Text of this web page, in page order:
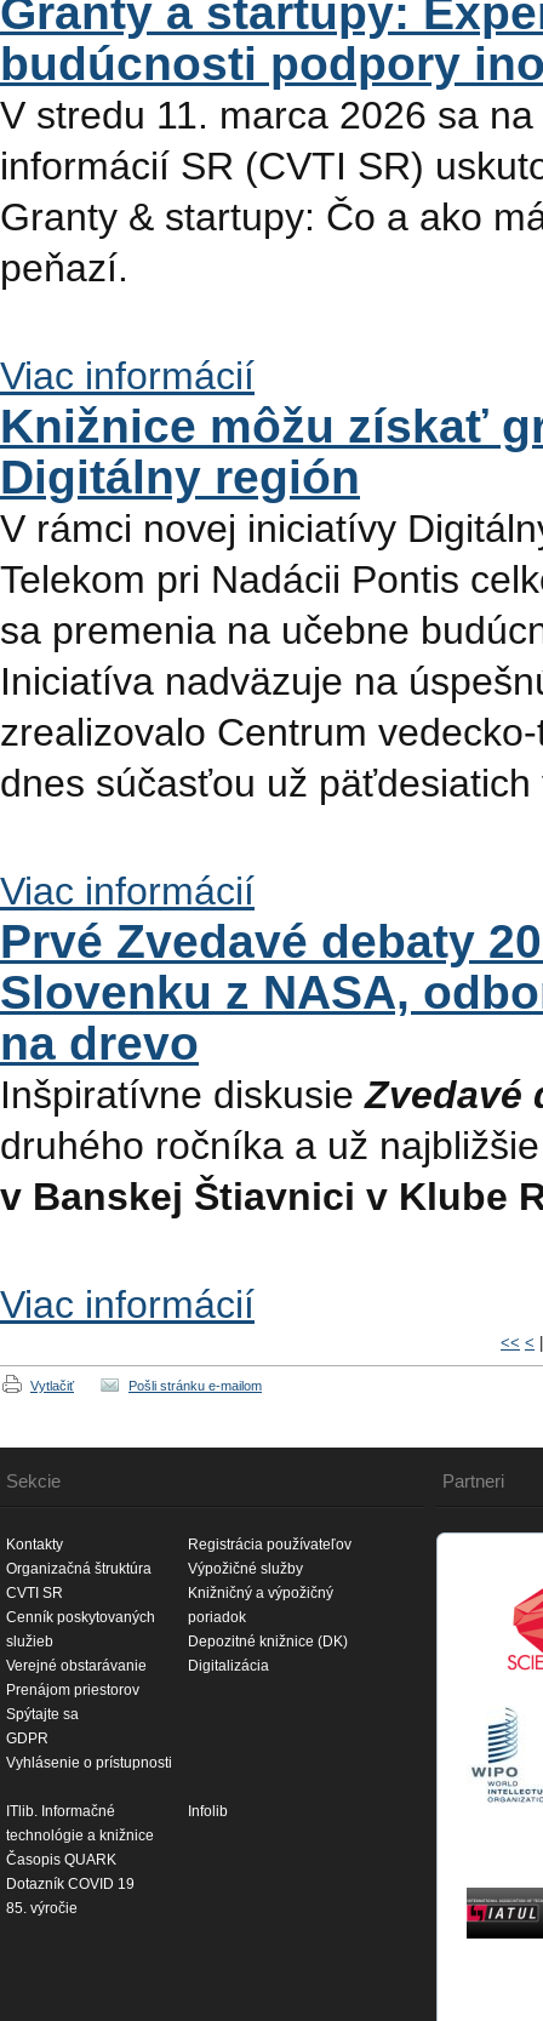
Granty a startupy:
budúcnosti podpory
V stredu 11. marca 2026 sa
informácií SR (CVTI SR)
Granty & startupy: Čo a ako
peňazí.
Viac informácií
Knižnice môžu získať
Digitálny región
V rámci novej iniciatívy
Telekom pri Nadácii Pontis
sa premenia na učebne
Iniciatíva nadväzuje na
zrealizovalo Centrum
dnes súčasťou už
Viac informácií
Prvé Zvedavé debaty
Slovenku z NASA,
na drevo
Inšpiratívne diskusieZvedavé
druhého ročníka a už
v Banskej Štiavnici v Klube
Viac informácií
<< <
Vytlačiť Pošli stránku e-mailom
Sekcie
Kontakty
Organizačná štruktúra
CVTI SR
Cenník poskytovaných
služieb
Verejné obstarávanie
Prenájom priestorov
Spýtajte sa
GDPR
Vyhlásenie o prístupnosti
Registrácia používateľov
Výpožičné služby
Knižničný a výpožičný
poriadok
Depozitné knižnice (DK)
Digitalizácia
ITlib. Informačné
technológie a knižnice
Časopis QUARK
Dotazník COVID 19
85. výročie
Infolib
Partneri